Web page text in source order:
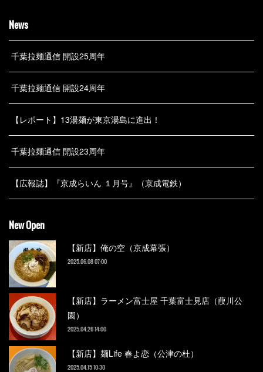
News
千葉拉麺通信 開設25周年
千葉拉麺通信 開設24周年
【レポート】13湯麺が東京湯島に進出！
千葉拉麺通信 開設23周年
【広報誌】『京成らいん １月号』（京成電鉄）
New Open
【新店】俺の空（京成幕張）
2025.06.08 07:00
【新店】ラーメン富士屋 千葉富士見店（葭川公
園）
2025.04.26 14:00
【新店】麺Life 春よ恋（公津の杜）
2025.04.15 10:30